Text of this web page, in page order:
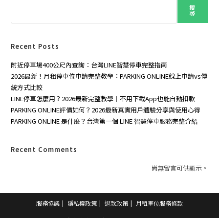
麼
搜
尋
Recent Posts
附近停車場400公尺內查詢：台灣LINE智慧停車完整指南
2026最新！月租停車位申請完整教學：PARKING ONLINE線上申請vs傳
統方式比較
LINE停車怎麼用？2026最新完整教學｜不用下載App也能自動扣款
PARKING ONLINE評價如何？2026最新真實用戶體驗分享與使用心得
PARKING ONLINE 是什麼？台灣第一個 LINE 智慧停車服務完整介紹
Recent Comments
尚無留言可供顯示。
服務協議 隱私權政策 退款政策 月租車位服務條款